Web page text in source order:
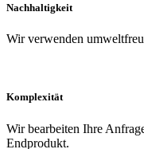
Nachhaltigkeit
Wir verwenden
Komplexität
Wir bearbeiten Ihre
Endprodukt.